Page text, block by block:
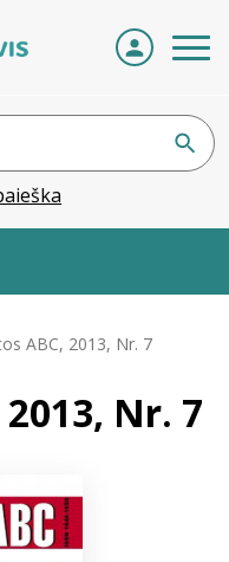
ABC, 2013, Nr. 7
Nr. 7